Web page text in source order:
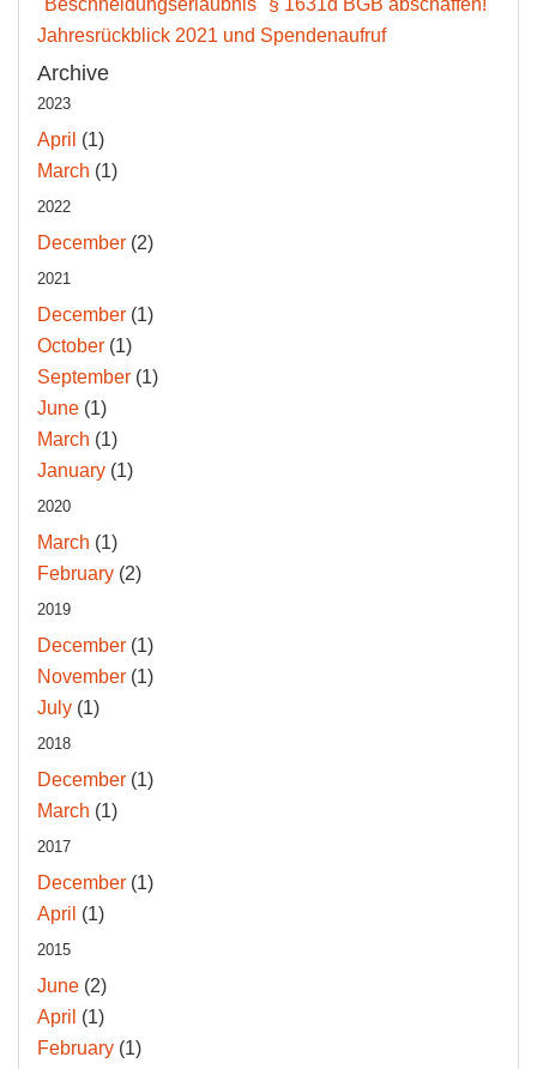
"Beschneidungserlaubnis" § 1631d BGB abschaffen!
Jahresrückblick 2021 und Spendenaufruf
Archive
2023
April (1)
March (1)
2022
December (2)
2021
December (1)
October (1)
September (1)
June (1)
March (1)
January (1)
2020
March (1)
February (2)
2019
December (1)
November (1)
July (1)
2018
December (1)
March (1)
2017
December (1)
April (1)
2015
June (2)
April (1)
February (1)